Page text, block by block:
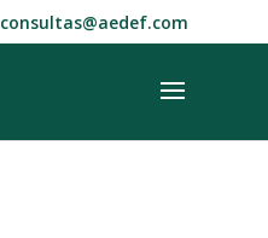
consultas@aedef.com